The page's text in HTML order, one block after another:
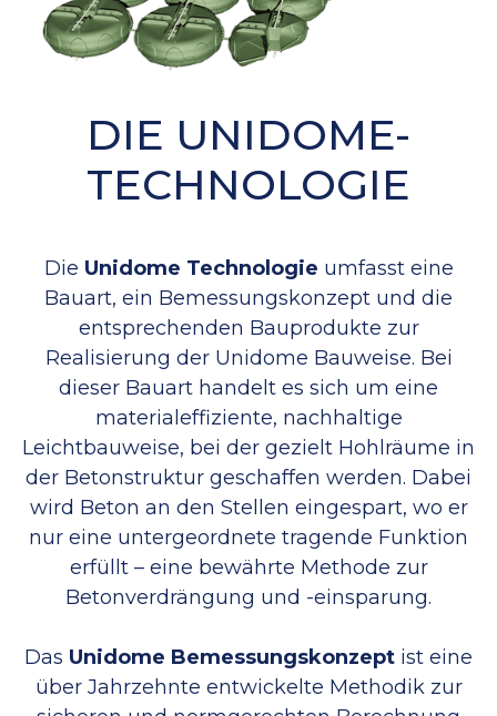
DIE UNIDOME-
TECHNOLOGIE
Die Unidome Technologie umfasst eine
Bauart, ein Bemessungskonzept und die
entsprechenden Bauprodukte zur
Realisierung der Unidome Bauweise. Bei
dieser Bauart handelt es sich um eine
materialeffiziente, nachhaltige
Leichtbauweise, bei der gezielt Hohlräume in
der Betonstruktur geschaffen werden. Dabei
wird Beton an den Stellen eingespart, wo er
nur eine untergeordnete tragende Funktion
erfüllt – eine bewährte Methode zur
Betonverdrängung und -einsparung.
Das Unidome Bemessungskonzept ist eine
über Jahrzehnte entwickelte Methodik zur